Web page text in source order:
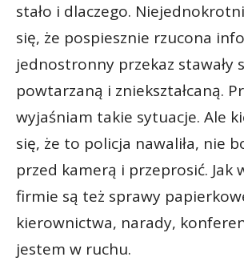
stało i dlaczego.
się, że pospiesznie rzucona
jednostronny przekaz stawały
powtarzaną i zniekształcaną.
wyjaśniam takie sytuacje. Ale
się, że to policja nawaliła, nie
przed kamerą i przeprosić. Jak
firmie są też sprawy
kierownictwa, narady,
jestem w ruchu.